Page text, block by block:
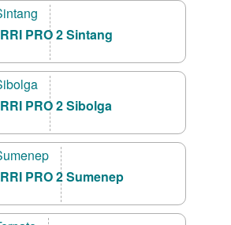
RRI PRO 2 Sintang
RRI PRO 2 Sibolga
RRI PRO 2 Sumenep